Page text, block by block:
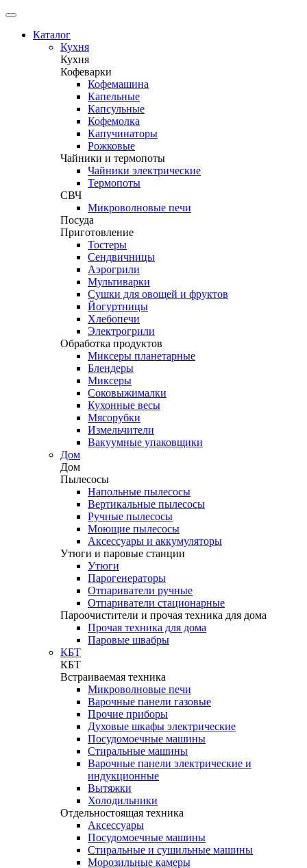
Каталог
Кухня
Кухня
Кофеварки
Кофемашина
Капельные
Капсульные
Кофемолка
Капучинаторы
Рожковые
Чайники и термопоты
Чайники электрические
Термопоты
СВЧ
Микроволновые печи
Посуда
Приготовление
Тостеры
Сендвичницы
Аэрогрили
Мультиварки
Сушки для овощей и фруктов
Йогуртницы
Хлебопечи
Электрогрили
Обработка продуктов
Миксеры планетарные
Блендеры
Миксеры
Соковыжималки
Кухонные весы
Мясорубки
Измельчители
Вакуумные упаковщики
Дом
Дом
Пылесосы
Напольные пылесосы
Вертикальные пылесосы
Ручные пылесосы
Моющие пылесосы
Аксессуары и аккумуляторы
Утюги и паровые станции
Утюги
Парогенераторы
Отпариватели ручные
Отпариватели стационарные
Пароочистители и прочая техника для дома
Прочая техника для дома
Паровые швабры
КБТ
КБТ
Встраиваемая техника
Микроволновые печи
Варочные панели газовые
Прочие приборы
Духовые шкафы электрические
Посудомоечные машины
Стиральные машины
Варочные панели электрические и
индукционные
Вытяжки
Холодильники
Отдельностоящая техника
Аксессуары
Посудомоечные машины
Стиральные и сушильные машины
Морозильные камеры